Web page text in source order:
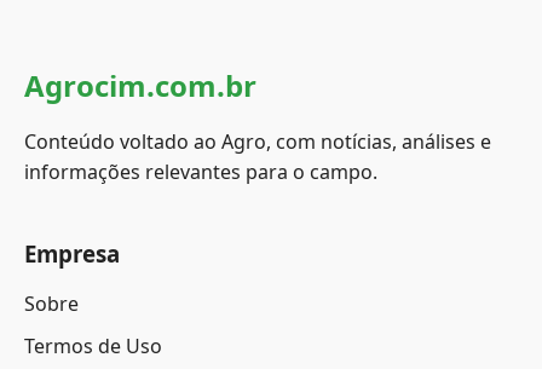
Agrocim.com.br
Conteúdo voltado ao Agro, com notícias, análises e
informações relevantes para o campo.
Empresa
Sobre
Termos de Uso